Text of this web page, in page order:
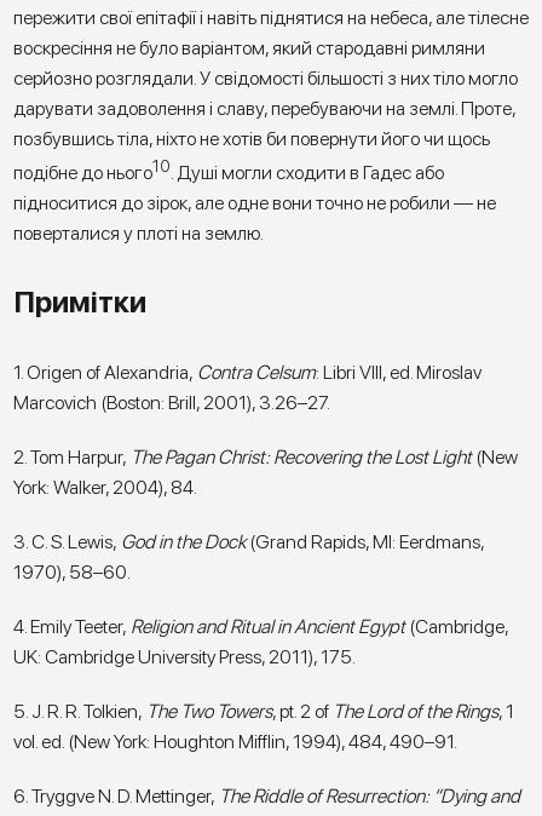
пережити свої епітафії і навіть піднятися на небеса, але тілесне
воскресіння не було варіантом, який стародавні римляни
серйозно розглядали. У свідомості більшості з них тіло могло
дарувати задоволення і славу, перебуваючи на землі. Проте,
позбувшись тіла, ніхто не хотів би повернути його чи щось
подібне до нього10. Душі могли сходити в Гадес або
підноситися до зірок, але одне вони точно не робили — не
поверталися у плоті на землю.
Примітки
1. Origen of Alexandria, Contra Celsum: Libri VIII, ed. Miroslav
Marcovich (Boston: Brill, 2001), 3.26–27.
2. Tom Harpur, The Pagan Christ: Recovering the Lost Light(New
York: Walker, 2004), 84.
3. C. S. Lewis, God in the Dock(Grand Rapids, MI: Eerdmans,
1970), 58–60.
4. Emily Teeter, Religion and Ritual in Ancient Egypt(Cambridge,
UK: Cambridge University Press, 2011), 175.
5. J. R. R. Tolkien, The Two Towers, pt. 2 of The Lord of the Rings, 1
vol. ed. (New York: Houghton Mifflin, 1994), 484, 490–91.
6. Tryggve N. D. Mettinger, The Riddle of Resurrection: “Dying and